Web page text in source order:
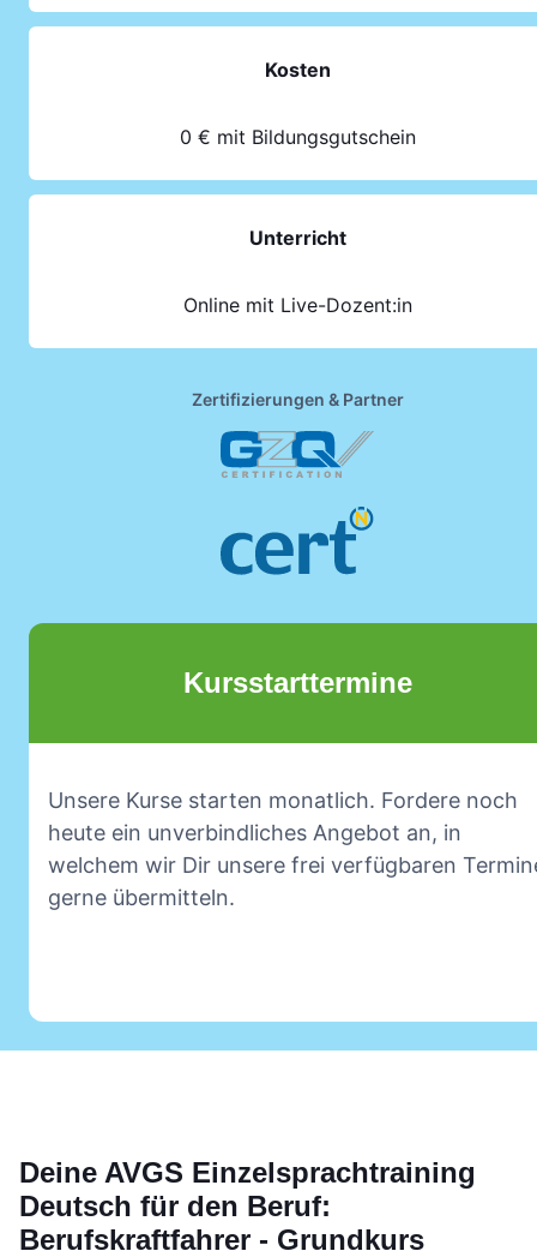
Kosten
0 € mit Bildungsgutschein
Unterricht
Online mit Live-Dozent:in
Zertifizierungen & Partner
Kursstarttermine
Unsere Kurse starten monatlich. Fordere noch
heute ein unverbindliches Angebot an, in
welchem wir Dir unsere frei verfügbaren
gerne übermitteln.
Deine AVGS Einzelsprachtraining
Deutsch für den Beruf:
Berufskraftfahrer - Grundkurs